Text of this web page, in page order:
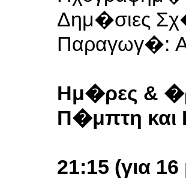
Δημ�σιες
Παραγωγ�:
Ημ�ρες &
Π�μπτη και
21:15 (για